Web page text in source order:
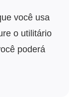
você usa
o utilitário
poderá